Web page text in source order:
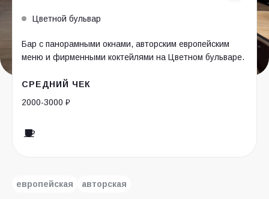
Цветной бульвар
Бар с панорамными окнами, авторским европейским
меню и фирменными коктейлями на Цветном бульваре.
СРЕДНИЙ ЧЕК
2000-3000 ₽
европейская авторская